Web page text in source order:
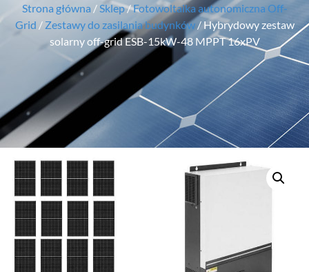
Strona główna / Sklep/Fotowoltaika autonomiczna Off-
Grid / Zestawy do zasilania budynków/ Hybrydowy zestaw
solarny off-grid ESB-15kW-48 MPPT 16xPV